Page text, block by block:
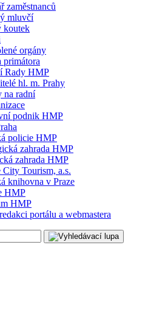
zaměstnanců
mluvčí
koutek
orgány
primátora
Rady HMP
hl. m. Prahy
na radní
podnik HMP
policie HMP
zahrada HMP
zahrada HMP
City Tourism, a.s.
knihovna v Praze
HMP
HMP
portálu a webmastera